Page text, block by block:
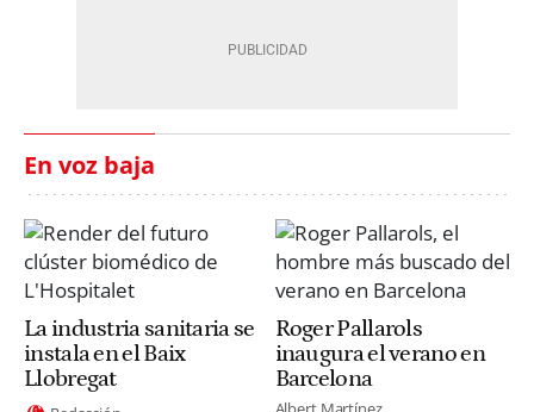
En voz baja
La industria sanitaria se
instala en el Baix
Llobregat
Roger Pallarols
inaugura el verano en
Barcelona